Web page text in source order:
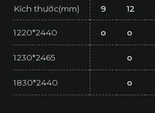
Kích thước(mm) 9 12
1220*2440 o o
1230*2465 o
1830*2440 o